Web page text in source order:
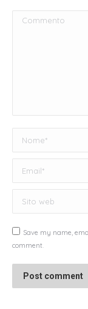
Commento
Save my name,
comment.
Post comment